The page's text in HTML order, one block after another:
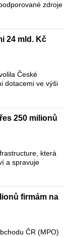
zdroje
24 mld. Kč
České
dotacemi ve výši
250 milionů
která
a spravuje
firmám na
ČR (MPO)